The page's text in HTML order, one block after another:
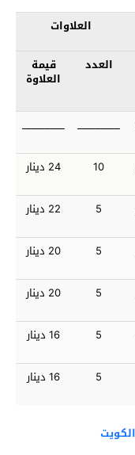
العلاوات
العدد قيمة
العلاوة
_________
_________
10 24 دينار
5 22 دينار
5 20 دينار
5 20 دينار
5 16 دينار
5 16 دينار